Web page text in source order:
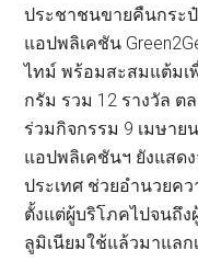
ประชาชนขายคืนกระ
แอปพลิเคชัน
ไทม์ พร้อมสะสมแต้มเ
กรัม รวม 12 รางวัล ต
ร่วมกิจกรรม 9 เมษาย
แอปพลิเคชันฯ ยังแสด
ประเทศ ช่วยอำนวยค
ตั้งแต่ผู้บริโภคไปจนถึง
ลูมิเนียมใช้แล้วมาแลก